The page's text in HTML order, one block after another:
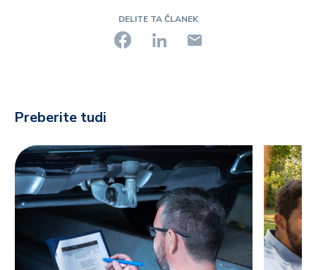
DELITE TA ČLANEK
Preberite tudi